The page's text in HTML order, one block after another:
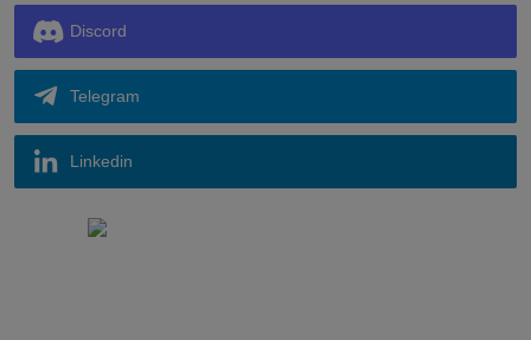
Discord
Telegram
Linkedin